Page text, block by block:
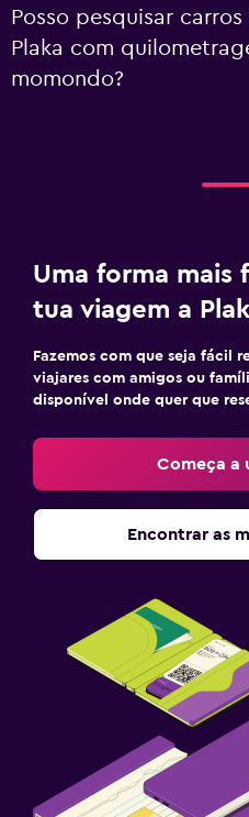
Posso pesquisar
Plaka com
momondo?
Uma forma mais
tua viagem a
Fazemos com que seja fácil
viajares com amigos ou
disponível onde quer que
Começa a
Encontrar as